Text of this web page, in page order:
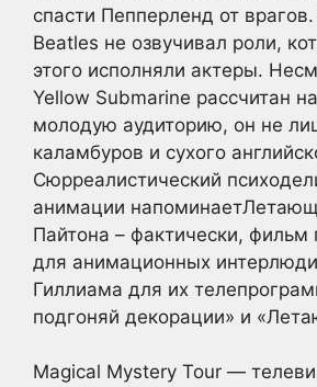
спасти Пепперленд от
Beatles не озвучивал роли,
этого исполняли актеры.
Yellow Submarine рассчитан
молодую аудиторию, он не
каламбуров и сухого
Сюрреалистический
анимации
Пайтона – фактически, фильм
для анимационных
Гиллиама для их
подгоняй декорации» и
Magical Mystery Tour —